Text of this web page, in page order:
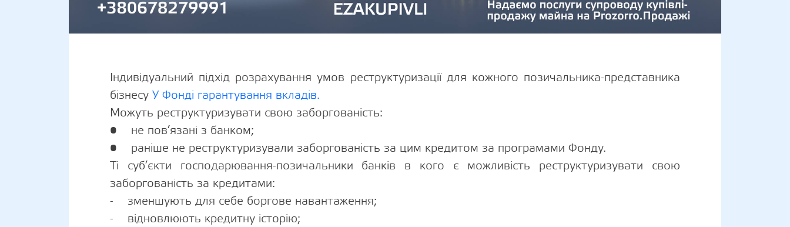
Індивідуальний підхід розрахування умов реструктуризації для кожного позичальника-представника
бізнесу У Фонді гарантування вкладів.
Можуть реструктуризувати свою заборгованість:
• не пов’язані з банком;
• раніше не реструктуризували заборгованість за цим кредитом за програмами Фонду.
Ті суб’єкти господарювання-позичальники банків в кого є можливість реструктуризувати свою
заборгованість за кредитами:
- зменшують для себе боргове навантаження;
- відновлюють кредитну історію;